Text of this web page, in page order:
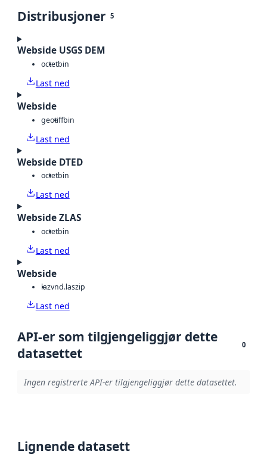
Distribusjoner 5
Webside USGS DEM
octetbin
Last ned
Webside
geotiffbin
Last ned
Webside DTED
octetbin
Last ned
Webside ZLAS
octetbin
Last ned
Webside
lazvnd.laszip
Last ned
API-er som tilgjengeliggjør dette
datasettet
0
Ingen registrerte API-er tilgjengeliggjør dette datasettet.
Lignende datasett